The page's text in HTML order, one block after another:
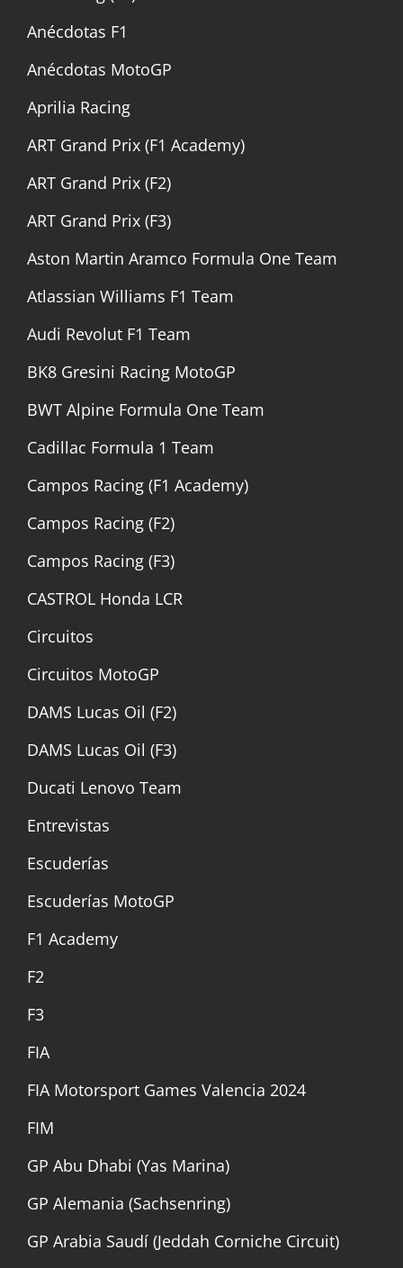
Anécdotas F1
Anécdotas MotoGP
Aprilia Racing
ART Grand Prix (F1 Academy)
ART Grand Prix (F2)
ART Grand Prix (F3)
Aston Martin Aramco Formula One Team
Atlassian Williams F1 Team
Audi Revolut F1 Team
BK8 Gresini Racing MotoGP
BWT Alpine Formula One Team
Cadillac Formula 1 Team
Campos Racing (F1 Academy)
Campos Racing (F2)
Campos Racing (F3)
CASTROL Honda LCR
Circuitos
Circuitos MotoGP
DAMS Lucas Oil (F2)
DAMS Lucas Oil (F3)
Ducati Lenovo Team
Entrevistas
Escuderías
Escuderías MotoGP
F1 Academy
F2
F3
FIA
FIA Motorsport Games Valencia 2024
FIM
GP Abu Dhabi (Yas Marina)
GP Alemania (Sachsenring)
GP Arabia Saudí (Jeddah Corniche Circuit)